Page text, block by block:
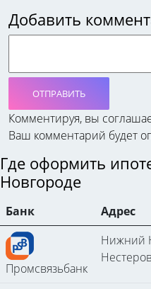
Добавить
ОТПРАВИТЬ
Комментируя, вы
Ваш комментарий будет
Где оформить
Новгороде
Банк Адрес
Промсвязьбанк
Нижний